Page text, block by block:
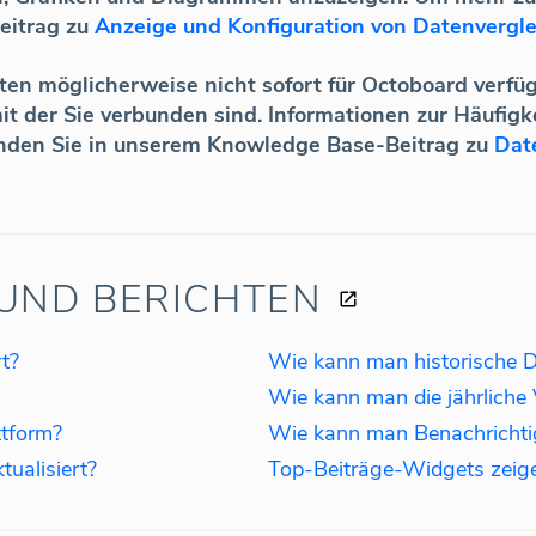
zu Anzeige und Konfiguration von
möglicherweise nicht sofort für Octoboard
der Sie verbunden sind. Informationen zur
Sie in unserem Knowledge Base-Beitrag zu
BERICHTEN
Top-Beiträge-Widgets